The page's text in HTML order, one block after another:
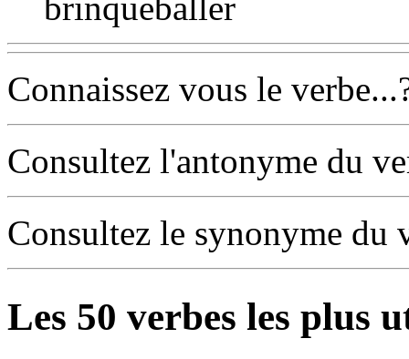
Connaissez vous le
Consultez l'antonyme du
Consultez le synonyme du
Les 50 verbes les plus